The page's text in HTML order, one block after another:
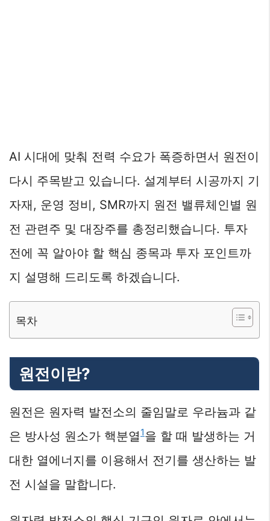
AI 시대에 맞춰 전력 수요가 폭증하면서 원전이
다시 주목받고 있습니다. 설계부터 시공까지 기
자재, 운영 정비, SMR까지 원전 밸류체인별 원
전 관련주 및 대장주를 총정리했습니다. 투자
전에 꼭 알아야 할 핵심 종목과 투자 포인트까
지 설명해 드리도록 하겠습니다.
목차
원전이란?
원전은 원자력 발전소의 줄임말로 우라늄과 같
은 방사성 원소가 핵분열 1을 할 때 발생하는 거
대한 열에너지를 이용해서 전기를 생산하는 발
전 시설을 말합니다.